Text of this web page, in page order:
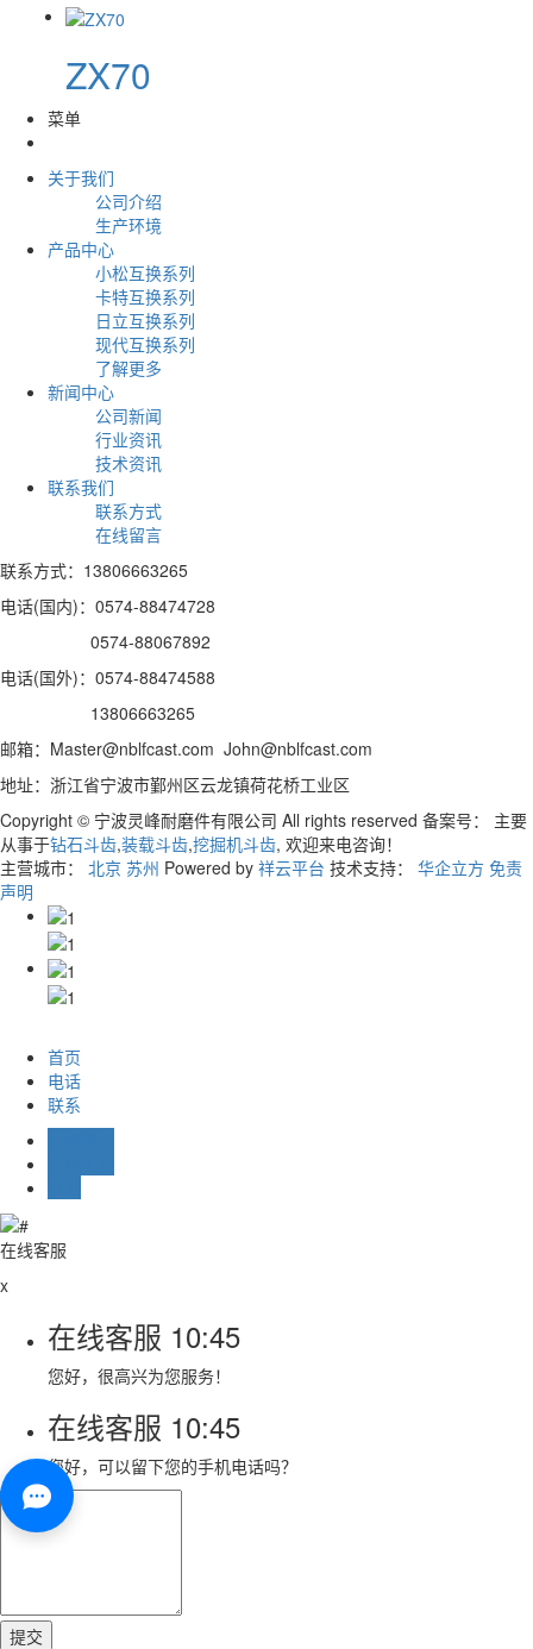
ZX70
菜单
关于我们
公司介绍
生产环境
产品中心
小松互换系列
卡特互换系列
日立互换系列
现代互换系列
了解更多
新闻中心
公司新闻
行业资讯
技术资讯
联系我们
联系方式
在线留言
联系方式：13806663265
电话(国内)：0574-88474728
0574-88067892
电话(国外)：0574-88474588
13806663265
邮箱：Master@nblfcast.com John@nblfcast.com
地址：浙江省宁波市鄞州区云龙镇荷花桥工业区
Copyright © 宁波灵峰耐磨件有限公司 All rights reserved 备案号：
主要
从事于钻石斗齿,装载斗齿,挖掘机斗齿, 欢迎来电咨询！
主营城市： 北京 苏州 Powered by 祥云平台 技术支持： 华企立方 免责
声明
首页
电话
联系
在线客服
x
在线客服 10:45
您好，很高兴为您服务！
在线客服 10:45
您好，可以留下您的手机电话吗？